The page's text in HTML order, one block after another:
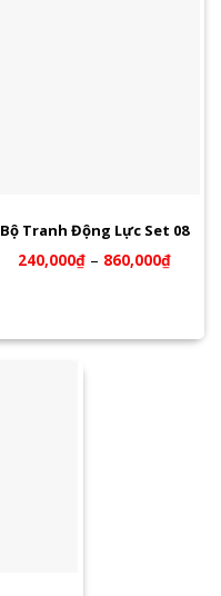
Bộ Tranh Động Lực Set 08
240,000₫– 860,000₫